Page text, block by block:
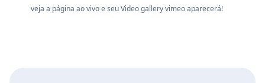
veja a página ao vivo e seu Video gallery vimeo aparecerá!